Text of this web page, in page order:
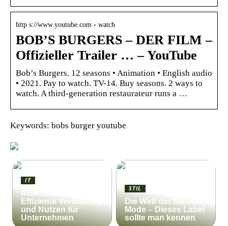
http s://www.youtube.com › watch
BOB’S BURGERS – DER FILM –
Offizieller Trailer … – YouTube
Bob’s Burgers. 12 seasons • Animation • English audio
• 2021. Pay to watch. TV-14. Buy seasons. 2 ways to
watch. A third-generation restaurateur runs a …
Keywords: bobs burger youtube
IT
Arbeitsauftrag:
Effiziente Verwaltung
und Nutzen für
Unternehmen
STIL
Die Welt der Männer-
Mode – Dieses Label
sollte man kennen